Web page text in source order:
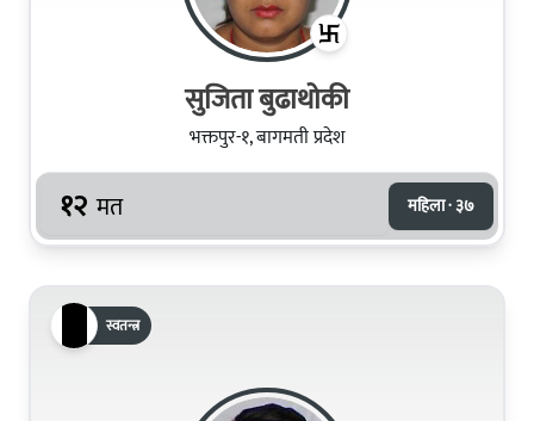
सुजिता बुढाथोकी
भक्तपुर-१, बागमती प्रदेश
१२ मत महिला · ३७
स्वतन्त्र